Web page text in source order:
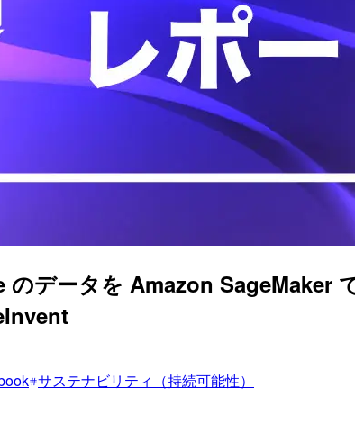
データを Amazon SageMaker
サステナビリティ（持続可能性）